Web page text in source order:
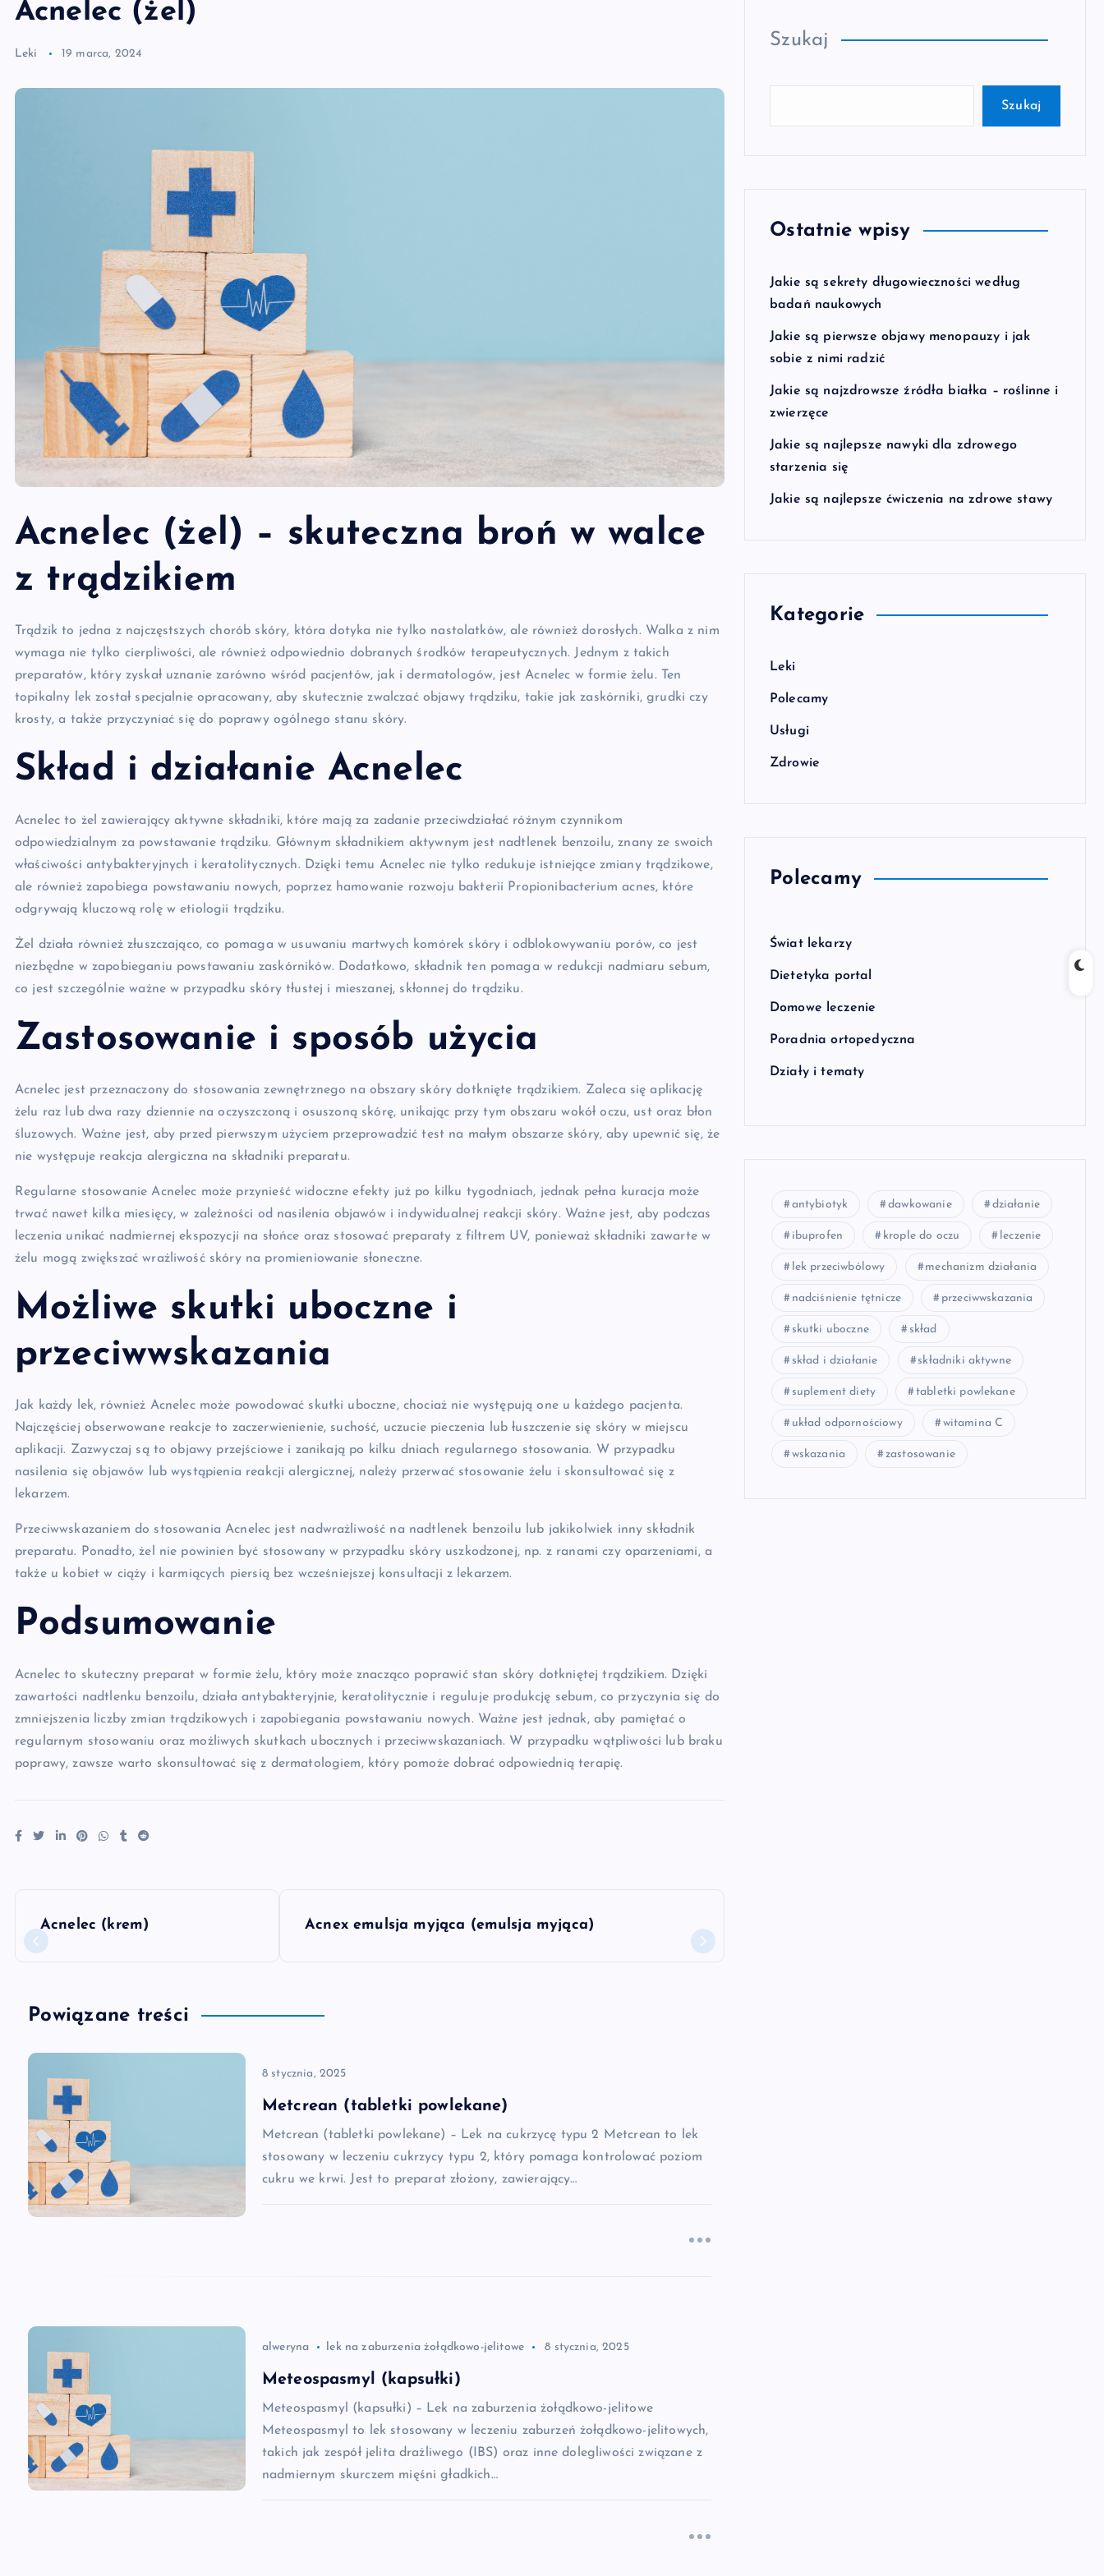
Acnelec (żel)
Leki 19 marca, 2024
Acnelec (żel) – skuteczna broń w walce
z trądzikiem
Trądzik to jedna z najczęstszych chorób skóry, która dotyka nie tylko nastolatków, ale również dorosłych. Walka z nim
wymaga nie tylko cierpliwości, ale również odpowiednio dobranych środków terapeutycznych. Jednym z takich
preparatów, który zyskał uznanie zarówno wśród pacjentów, jak i dermatologów, jest Acnelec w formie żelu. Ten
topikalny lek został specjalnie opracowany, aby skutecznie zwalczać objawy trądziku, takie jak zaskórniki, grudki czy
krosty, a także przyczyniać się do poprawy ogólnego stanu skóry.
Skład i działanie Acnelec
Acnelec to żel zawierający aktywne składniki, które mają za zadanie przeciwdziałać różnym czynnikom
odpowiedzialnym za powstawanie trądziku. Głównym składnikiem aktywnym jest nadtlenek benzoilu, znany ze swoich
właściwości antybakteryjnych i keratolitycznych. Dzięki temu Acnelec nie tylko redukuje istniejące zmiany trądzikowe,
ale również zapobiega powstawaniu nowych, poprzez hamowanie rozwoju bakterii Propionibacterium acnes, które
odgrywają kluczową rolę w etiologii trądziku.
Żel działa również złuszczająco, co pomaga w usuwaniu martwych komórek skóry i odblokowywaniu porów, co jest
niezbędne w zapobieganiu powstawaniu zaskórników. Dodatkowo, składnik ten pomaga w redukcji nadmiaru sebum,
co jest szczególnie ważne w przypadku skóry tłustej i mieszanej, skłonnej do trądziku.
Zastosowanie i sposób użycia
Acnelec jest przeznaczony do stosowania zewnętrznego na obszary skóry dotknięte trądzikiem. Zaleca się aplikację
żelu raz lub dwa razy dziennie na oczyszczoną i osuszoną skórę, unikając przy tym obszaru wokół oczu, ust oraz błon
śluzowych. Ważne jest, aby przed pierwszym użyciem przeprowadzić test na małym obszarze skóry, aby upewnić się, że
nie występuje reakcja alergiczna na składniki preparatu.
Regularne stosowanie Acnelec może przynieść widoczne efekty już po kilku tygodniach, jednak pełna kuracja może
trwać nawet kilka miesięcy, w zależności od nasilenia objawów i indywidualnej reakcji skóry. Ważne jest, aby podczas
leczenia unikać nadmiernej ekspozycji na słońce oraz stosować preparaty z filtrem UV, ponieważ składniki zawarte w
żelu mogą zwiększać wrażliwość skóry na promieniowanie słoneczne.
Możliwe skutki uboczne i
przeciwwskazania
Jak każdy lek, również Acnelec może powodować skutki uboczne, chociaż nie występują one u każdego pacjenta.
Najczęściej obserwowane reakcje to zaczerwienienie, suchość, uczucie pieczenia lub łuszczenie się skóry w miejscu
aplikacji. Zazwyczaj są to objawy przejściowe i zanikają po kilku dniach regularnego stosowania. W przypadku
nasilenia się objawów lub wystąpienia reakcji alergicznej, należy przerwać stosowanie żelu i skonsultować się z
lekarzem.
Przeciwwskazaniem do stosowania Acnelec jest nadwrażliwość na nadtlenek benzoilu lub jakikolwiek inny składnik
preparatu. Ponadto, żel nie powinien być stosowany w przypadku skóry uszkodzonej, np. z ranami czy oparzeniami, a
także u kobiet w ciąży i karmiących piersią bez wcześniejszej konsultacji z lekarzem.
Podsumowanie
Acnelec to skuteczny preparat w formie żelu, który może znacząco poprawić stan skóry dotkniętej trądzikiem. Dzięki
zawartości nadtlenku benzoilu, działa antybakteryjnie, keratolitycznie i reguluje produkcję sebum, co przyczynia się do
zmniejszenia liczby zmian trądzikowych i zapobiegania powstawaniu nowych. Ważne jest jednak, aby pamiętać o
regularnym stosowaniu oraz możliwych skutkach ubocznych i przeciwwskazaniach. W przypadku wątpliwości lub braku
poprawy, zawsze warto skonsultować się z dermatologiem, który pomoże dobrać odpowiednią terapię.
N
a
w
a
c
w
s
Acnelec (krem) Acnex emulsja myjąca (emulsja myjąca)
Powiązane treści
8 stycznia, 2025
Metcrean (tabletki powlekane)
Metcrean (tabletki powlekane) – Lek na cukrzycę typu 2 Metcrean to lek
stosowany w leczeniu cukrzycy typu 2, który pomaga kontrolować poziom
cukru we krwi. Jest to preparat złożony, zawierający…
alweryna lek na zaburzenia żołądkowo-jelitowe 8 stycznia, 2025
Meteospasmyl (kapsułki)
Meteospasmyl (kapsułki) – Lek na zaburzenia żołądkowo-jelitowe
Meteospasmyl to lek stosowany w leczeniu zaburzeń żołądkowo-jelitowych,
takich jak zespół jelita drażliwego (IBS) oraz inne dolegliwości związane z
nadmiernym skurczem mięśni gładkich…
Szukaj
Szukaj
Ostatnie wpisy
Jakie są sekrety długowieczności według
badań naukowych
Jakie są pierwsze objawy menopauzy i jak
sobie z nimi radzić
Jakie są najzdrowsze źródła białka – roślinne i
zwierzęce
Jakie są najlepsze nawyki dla zdrowego
starzenia się
Jakie są najlepsze ćwiczenia na zdrowe stawy
Kategorie
Leki
Polecamy
Usługi
Zdrowie
Polecamy
Świat lekarzy
Dietetyka portal
Domowe leczenie
Poradnia ortopedyczna
Działy i tematy
antybiotyk dawkowanie działanie
ibuprofen krople do oczu leczenie
lek przeciwbólowy mechanizm działania
nadciśnienie tętnicze przeciwwskazania
skutki uboczne skład
skład i działanie składniki aktywne
suplement diety tabletki powlekane
układ odpornościowy witamina C
wskazania zastosowanie